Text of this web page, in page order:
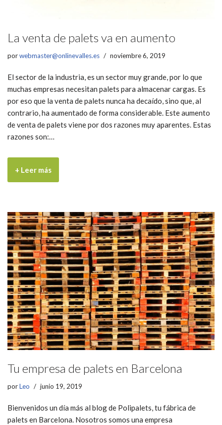
La venta de palets va en aumento
porwebmaster@onlinevalles.es noviembre 6, 2019
El sector de la industria, es un sector muy grande, por lo que
muchas empresas necesitan palets para almacenar cargas. Es
por eso que la venta de palets nunca ha decaído, sino que, al
contrario, ha aumentado de forma considerable. Este aumento
de venta de palets viene por dos razones muy aparentes. Estas
razones son:…
+ Leer más
Tu empresa de palets en Barcelona
porLeo junio 19, 2019
Bienvenidos un día más al blog de Polipalets, tu fábrica de
palets en Barcelona. Nosotros somos una empresa